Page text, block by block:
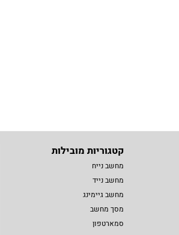
קטגוריות מובילות
מחשב נייח
מחשב נייד
מחשב גיימינג
מסך מחשב
סמארטפון